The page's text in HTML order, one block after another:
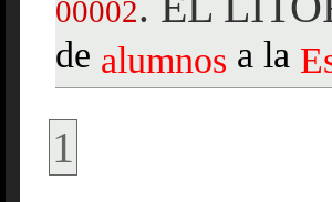
00002
de alumnos a la
1